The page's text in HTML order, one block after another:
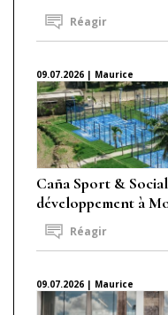
Réagir
09.07.2026 | Maurice
Caña Sport &
développement à
Réagir
09.07.2026 | Maurice